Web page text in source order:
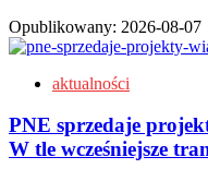
Opublikowany: 2026-08-07
aktualności
PNE sprzedaje
W tle wcześniejsze